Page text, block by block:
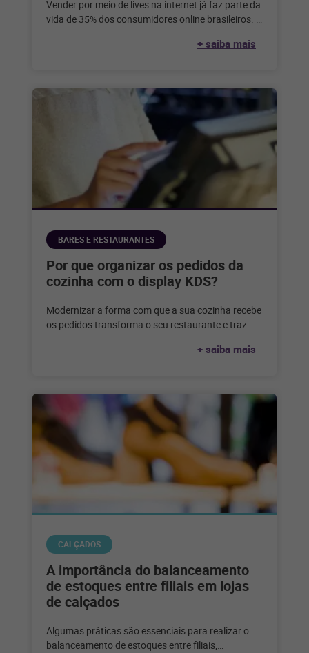
Vender por meio de lives na internet já faz parte da
vida de 35% dos consumidores online brasileiros. E
+ saiba mais
BARES E RESTAURANTES
Por que organizar os pedidos da
cozinha com o display KDS?
Modernizar a forma com que a sua cozinha recebe
os pedidos transforma o seu restaurante e traz
+ saiba mais
CALÇADOS
A importância do balanceamento
de estoques entre filiais em lojas
de calçados
Algumas práticas são essenciais para realizar o
balanceamento de estoques entre filiais,